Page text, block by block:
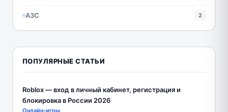
АЗС 2
ПОПУЛЯРНЫЕ СТАТЬИ
Roblox — вход в личный кабинет, регистрация и
блокировка в России 2026
Онлайн-игры